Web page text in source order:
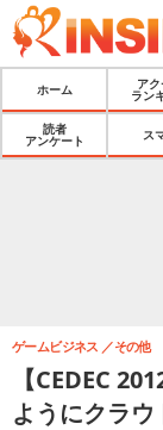
ホーム
アク
ラン
読者
アンケート
ス
【CEDEC
ようにクラ
ゲームビジネス その他